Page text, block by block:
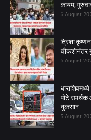
कायम,
6 August
त्रिशा
चौकशीनंतर
5 August
मोटे
नुकसान
5 August